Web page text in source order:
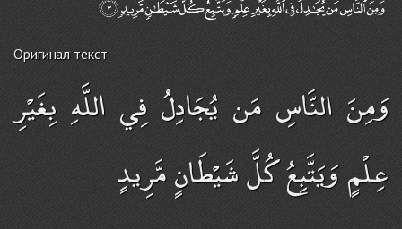
Оригинал текст
وَمِنَ النَّاسِ مَن يُجَادِلُ فِي اللَّهِ بِغَيْرِ
عِلْمٍ وَيَتَّبِعُ كُلَّ شَيْطَانٍ مَّرِيدٍ